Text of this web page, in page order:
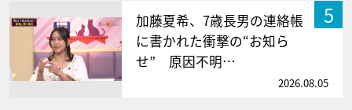
5
加藤夏希、7歳長男の連絡帳
に書かれた衝撃の“お知ら
せ” 原因不明…
2026.08.05